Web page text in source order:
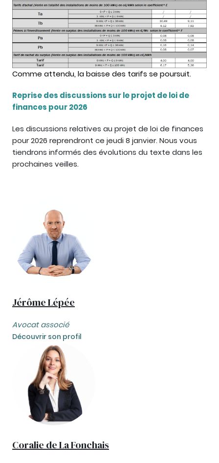
Comme attendu, la baisse des tarifs se poursuit.
Reprise des discussions sur le projet de loi de
finances pour 2026
Les discussions relatives au projet de loi de finances
pour 2026 reprendront ce jeudi 8 janvier. Nous vous
tiendrons informés des évolutions du texte dans les
prochaines veilles.
Jérôme Lépée
Avocat associé
Découvrir son profil
Coralie de La Fonchais